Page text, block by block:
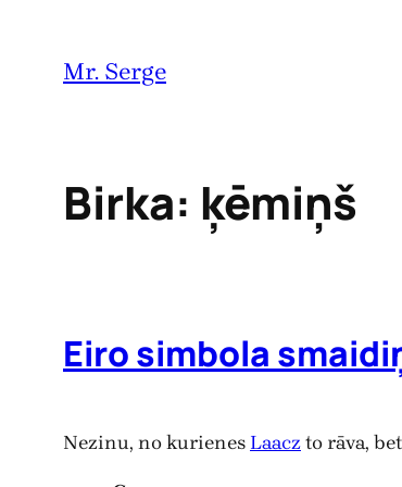
Mr. Serge
Birka: ķēmiņš
Eiro simbola
Nezinu, no kurienes Laaczto rāva,